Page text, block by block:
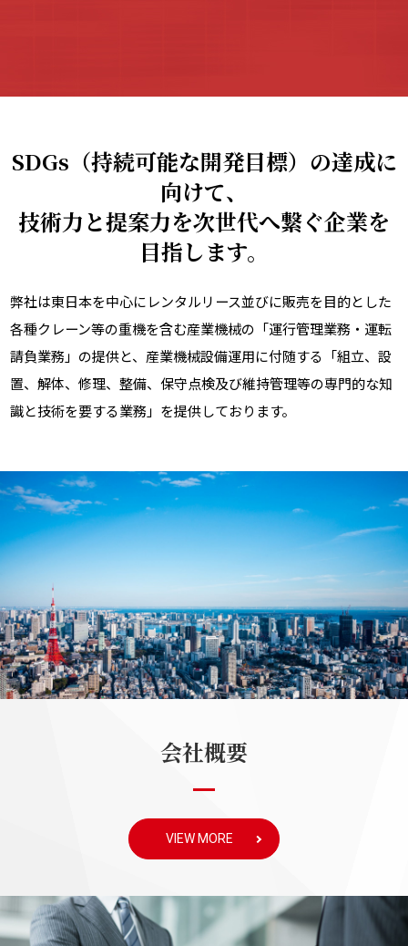
SDGs（持続可能な開発目標）の達成に
向けて、
技術力と提案力を次世代へ繋ぐ企業を
目指します。
弊社は東日本を中心にレンタルリース並びに販売を目的とした
各種クレーン等の重機を含む産業機械の「運行管理業務・運転
請負業務」の提供と、産業機械設備運用に付随する「組立、設
置、解体、修理、整備、保守点検及び維持管理等の専門的な知
識と技術を要する業務」を提供しております。
会社概要
VIEW MORE